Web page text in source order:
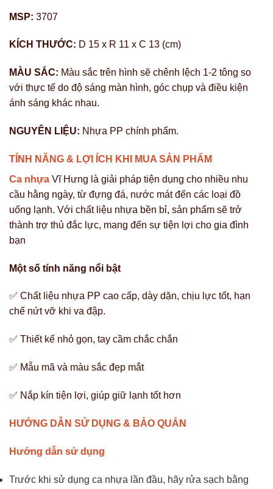
MSP: 3707
KÍCH THƯỚC: D 15 x R 11 x C 13 (cm)
MÀU SẮC: Màu sắc trên hình sẽ chênh lệch 1-2 tông so
với thực tế do độ sáng màn hình, góc chụp và điều kiện
ánh sáng khác nhau.
NGUYÊN LIỆU: Nhựa PP chính phẩm.
TÍNH NĂNG & LỢI ÍCH KHI MUA SẢN PHẨM
Ca nhựa Vĩ Hưng là giải pháp tiện dụng cho nhiều nhu
cầu hằng ngày, từ đựng đá, nước mát đến các loại đồ
uống lạnh. Với chất liệu nhựa bền bỉ, sản phẩm sẽ trở
thành trợ thủ đắc lực, mang đến sự tiện lợi cho gia đình
bạn
Một số tính năng nổi bật
✅ Chất liệu nhựa PP cao cấp, dày dặn, chịu lực tốt, hạn
chế nứt vỡ khi va đập.
✅ Thiết kế nhỏ gọn, tay cầm chắc chắn
✅ Mẫu mã và màu sắc đẹp mắt
✅ Nắp kín tiện lợi, giúp giữ lạnh tốt hơn
HƯỚNG DẪN SỬ DỤNG & BẢO QUẢN
Hướng dẫn sử dụng
Trước khi sử dụng ca nhựa lần đầu, hãy rửa sạch bằng